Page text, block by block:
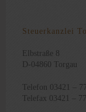
Steuerkanzlei
Elbstraße 8
D-04860 Torgau
Telefon 03421 –
Telefax 03421 –